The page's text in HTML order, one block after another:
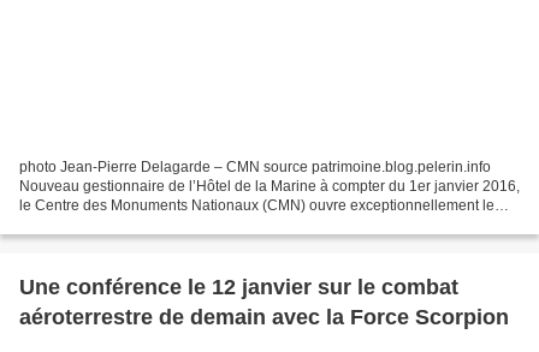
photo Jean-Pierre Delagarde – CMN source patrimoine.blog.pelerin.info
Nouveau gestionnaire de l’Hôtel de la Marine à compter du 1er janvier 2016,
le Centre des Monuments Nationaux (CMN) ouvre exceptionnellement le
Une conférence le 12 janvier sur le combat
aéroterrestre de demain avec la Force Scorpion